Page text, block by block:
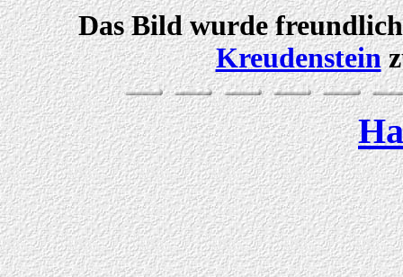
Das Bild wurde
Kreudenstein